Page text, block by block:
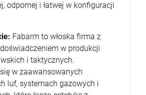
odpornej i łatwej w konfiguracji
Fabarm to włoska firma z
w produkcji
i taktycznych.
w zaawansowanych
luf, systemach gazowych i